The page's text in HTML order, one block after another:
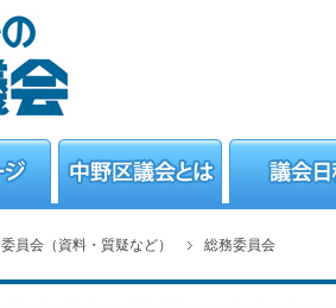
委員会（資料・質疑など） 総務委員会